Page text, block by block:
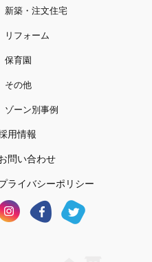
新築・注文住宅
リフォーム
保育園
その他
ゾーン別事例
用情報
問い合わせ
ライバシーポリシー